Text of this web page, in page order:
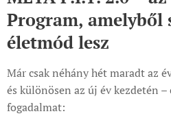
Program, amelyből
életmód lesz
Már csak néhány hét maradt az
és különösen az új év kezdetén
fogadalmat: